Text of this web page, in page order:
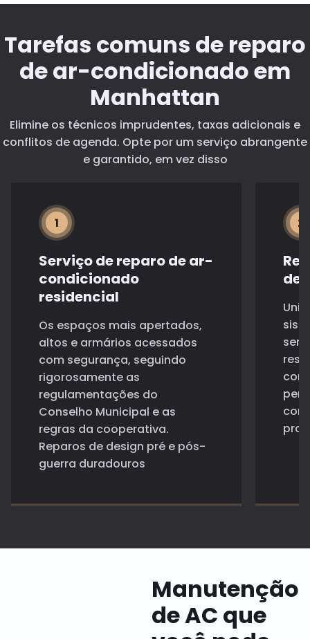
Tarefas comuns de reparo
de ar-condicionado em
Manhattan
Elimine os técnicos imprudentes, taxas adicionais e
conflitos de agenda. Opte por um serviço abrangente
e garantido, em vez disso
1
Serviço de reparo de ar-
condicionado
residencial
Os espaços mais apertados,
altos e armários acessados
com segurança, seguindo
rigorosamente as
regulamentações do
Conselho Municipal e as
regras da cooperativa.
Reparos de design pré e pós-
guerra duradouros
2
de
Manutenção
de AC que